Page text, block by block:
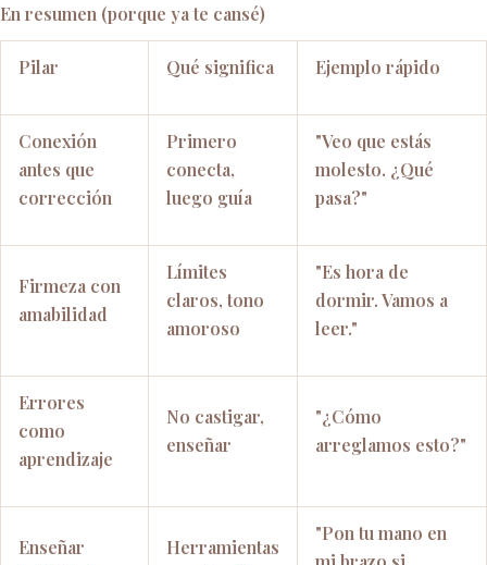
En resumen (porque ya te cansé)
Pilar Qué significa Ejemplo rápido
Conexión
antes que
corrección
Primero
conecta,
luego guía
"Veo que estás
molesto. ¿Qué
pasa?"
Firmeza con
amabilidad
Límites
claros, tono
amoroso
"Es hora de
dormir. Vamos a
leer."
Errores
como
aprendizaje
No castigar,
enseñar
"¿Cómo
arreglamos esto?"
Enseñar
Herramientas
"Pon tu mano en